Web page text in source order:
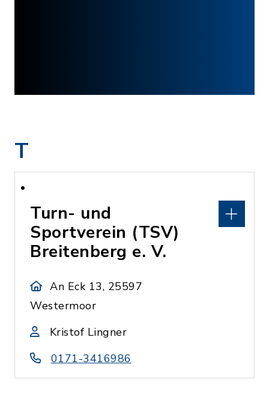
T
Turn- und
Sportverein (TSV)
Breitenberg e. V.
An Eck 13, 25597
Westermoor
Kristof Lingner
0171-3416986